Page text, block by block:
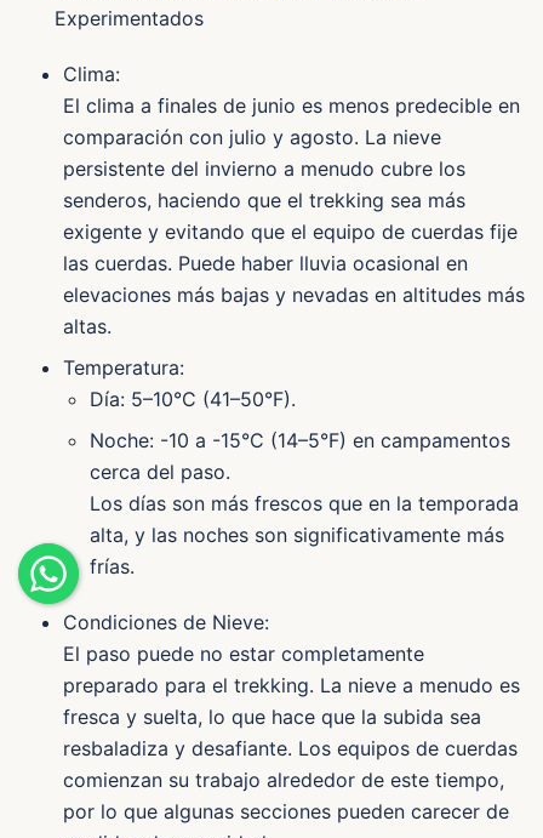
Experimentados
Clima:
El clima a finales de junio es menos predecible en
comparación con julio y agosto. La nieve
persistente del invierno a menudo cubre los
senderos, haciendo que el trekking sea más
exigente y evitando que el equipo de cuerdas fije
las cuerdas. Puede haber lluvia ocasional en
elevaciones más bajas y nevadas en altitudes más
altas.
Temperatura:
Día: 5–10°C (41–50°F).
Noche: -10 a -15°C (14–5°F) en campamentos
cerca del paso.
Los días son más frescos que en la temporada
alta, y las noches son significativamente más
frías.
Condiciones de Nieve:
El paso puede no estar completamente
preparado para el trekking. La nieve a menudo es
fresca y suelta, lo que hace que la subida sea
resbaladiza y desafiante. Los equipos de cuerdas
comienzan su trabajo alrededor de este tiempo,
por lo que algunas secciones pueden carecer de